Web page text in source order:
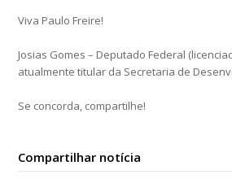
Viva Paulo Freire!
Josias Gomes – Deputado Federal
atualmente titular da Secretaria de
Se concorda, compartilhe!
Compartilhar notícia